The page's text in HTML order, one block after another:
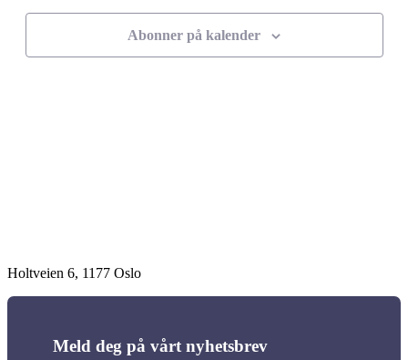
Abonner på kalender
Holtveien 6, 1177 Oslo
Meld deg på vårt nyhetsbrev